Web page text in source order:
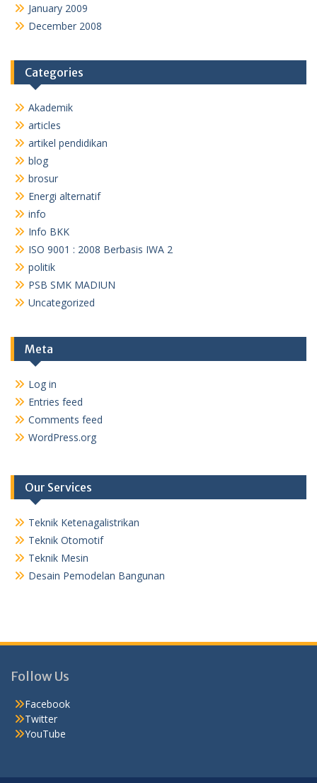
January 2009
December 2008
Categories
Akademik
articles
artikel pendidikan
blog
brosur
Energi alternatif
info
Info BKK
ISO 9001 : 2008 Berbasis IWA 2
politik
PSB SMK MADIUN
Uncategorized
Meta
Log in
Entries feed
Comments feed
WordPress.org
Our Services
Teknik Ketenagalistrikan
Teknik Otomotif
Teknik Mesin
Desain Pemodelan Bangunan
Follow Us
Facebook
Twitter
YouTube